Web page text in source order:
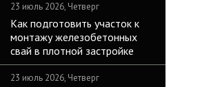
23 июль 2026, Четверг
Как подготовить участок к
монтажу железобетонных
свай в плотной застройке
23 июль 2026, Четверг